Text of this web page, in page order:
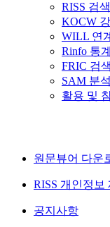
RISS 검
KOCW
WILL 연
Rinfo 통
FRIC 검
SAM 분
활용 및
원문뷰어 다운
RISS 개인정보
공지사항